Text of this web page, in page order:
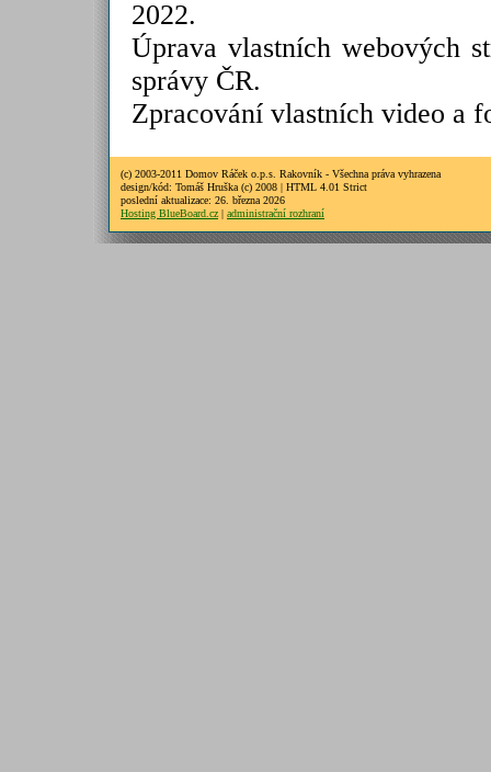
2022.
Úprava vlastních webových
správy ČR.
Zpracování vlastních video a
(c) 2003-2011 Domov Ráček o.p.s. Rakovník - Všechna práva vyhrazena
design/kód: Tomáš Hruška (c) 2008 | HTML 4.01 Strict
poslední aktualizace: 26. března 2026
Hosting BlueBoard.cz | administrační rozhraní